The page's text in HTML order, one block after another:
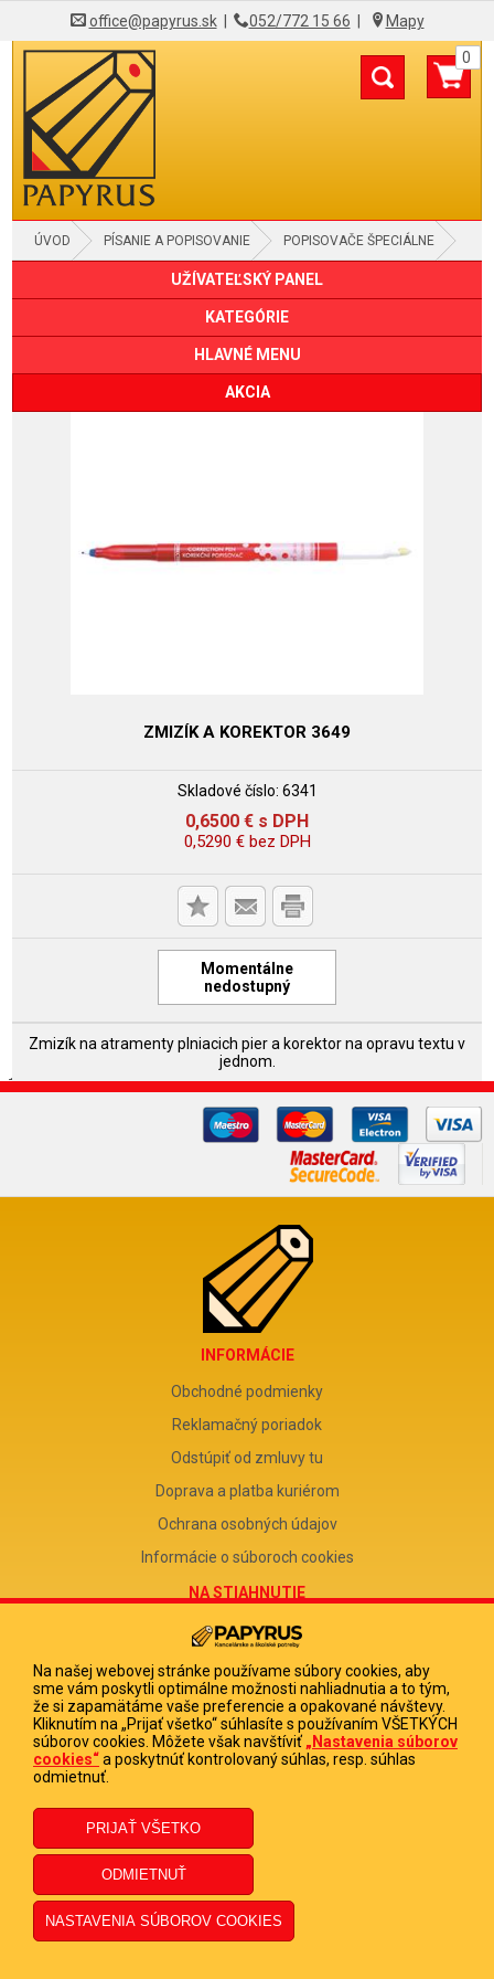
office@papyrus.sk| 052/772 15 66 Mapy
0
ÚVOD PÍSANIE A POPISOVANIE POPISOVAČE ŠPECIÁLNE
UŽÍVATEĽSKÝ PANEL
KATEGÓRIE
HLAVNÉ MENU
AKCIA
ZMIZÍK A KOREKTOR 3649
Skladové číslo: 6341
0,6500 € s DPH
0,5290 €bez DPH
Momentálne
nedostupný
Zmizík na atramenty plniacich pier a korektor na opravu textu v
jednom.
INFORMÁCIE
Obchodné podmienky
Reklamačný poriadok
Odstúpiť od zmluvy tu
Doprava a platba kuriérom
Ochrana osobných údajov
Informácie o súboroch cookies
NA STIAHNUTIE
Reklamačný formulár
Odstúpenie od zmluvy
Poučenie o odstúpení od zmluvy
FIRMA
PAPYRUS POPRAD, s.r.o.
DIČ 2020513880
IČ DPH SK2020513880
© 2023 PAPYRUS POPRAD s.r.o., Všetky práva vyhradené.
Na našej webovej stránke používame súbory cookies, aby
sme vám poskytli optimálne možnosti nahliadnutia a to tým,
že si zapamätáme vaše preferencie a opakované návštevy.
Kliknutím na „Prijať všetko“ súhlasíte s používaním VŠETKÝCH
súborov cookies. Môžete však navštíviť „Nastavenia súborov
cookies“a poskytnúť kontrolovaný súhlas, resp. súhlas
odmietnuť.